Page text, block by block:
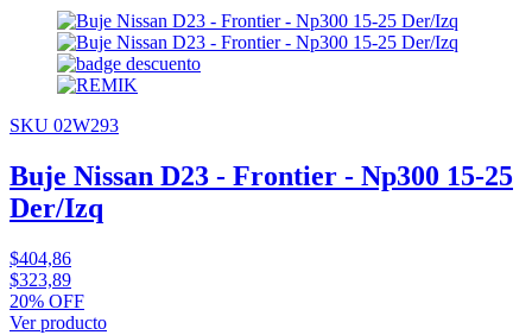
SKU 02W293
Buje Nissan D23 - Frontier - Np300 15-25
Der/Izq
$404,86
$323,89
20% OFF
Ver producto